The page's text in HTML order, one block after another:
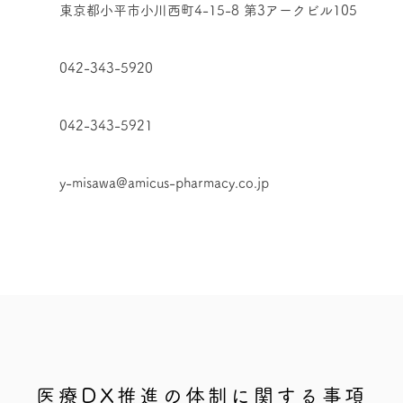
東京都小平市小川西町4-15-8 第3アークビル105
042-343-5920
042-343-5921
y-misawa@amicus-pharmacy.co.jp
医療DX推進の体制に関する事項